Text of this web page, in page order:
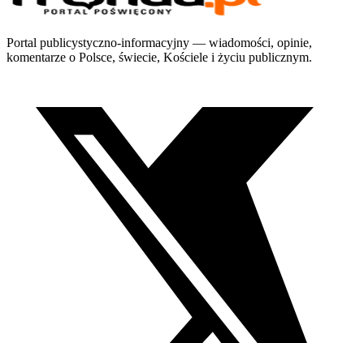
Portal publicystyczno-informacyjny — wiadomości, opinie,
komentarze o Polsce, świecie, Kościele i życiu publicznym.